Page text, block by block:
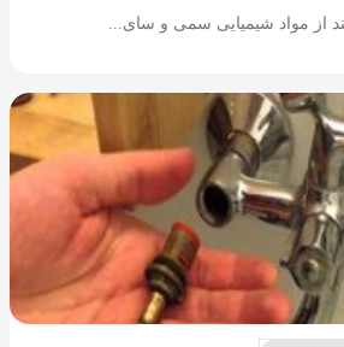
از مواد شیمیایی سمی و سای...